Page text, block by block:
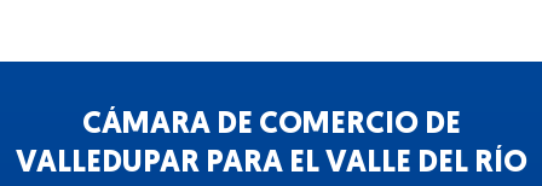
CÁMARA DE COMERCIO DE
VALLEDUPAR PARA EL VALLE DEL RÍO